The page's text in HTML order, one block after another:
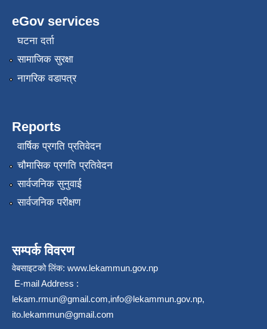
eGov services
घटना दर्ता
सामाजिक सुरक्षा
नागरिक वडापत्र
Reports
वार्षिक प्रगति प्रतिवेदन
चौमासिक प्रगति प्रतिवेदन
सार्वजनिक सुनुवाई
सार्वजनिक परीक्षण
सम्पर्क विवरण
वेबसाइटको लिंक: www.lekammun.gov.np
E-mail Address :
lekam.rmun@gmail.com,info@lekammun.gov.np,
ito.lekammun@gmail.com